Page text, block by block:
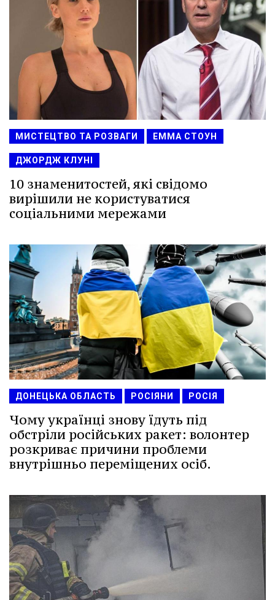
МИСТЕЦТВО ТА РОЗВАГИ ЕММА СТОУН
ДЖОРДЖ КЛУНІ
10 знаменитостей, які свідомо
вирішили не користуватися
соціальними мережами
ДОНЕЦЬКА ОБЛАСТЬ РОСІЯНИ РОСІЯ
Чому українці знову їдуть під
обстріли російських ракет: волонтер
розкриває причини проблеми
внутрішньо переміщених осіб.